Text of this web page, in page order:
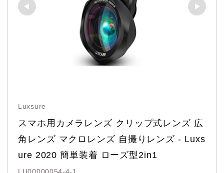
Luxsure
スマホ用カメラレンズ クリップ式レンズ 広
角レンズ マクロレンズ 自撮りレンズ - Luxs
ure 2020 簡単装着 ローズ型2in1